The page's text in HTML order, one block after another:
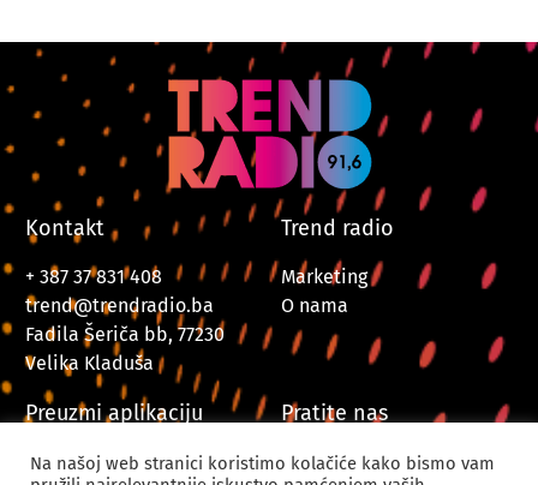
Kontakt
+ 387 37 831 408
trend@trendradio.ba
Fadila Šeriča bb, 77230
Velika Kladuša
Trend radio
Marketing
O nama
Preuzmi aplikaciju Pratite nas
Na našoj web stranici koristimo kolačiće kako bismo vam